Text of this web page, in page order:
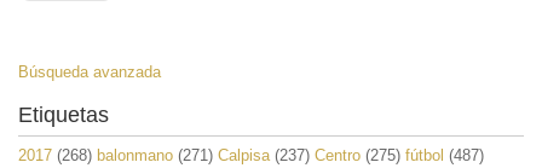
Búsqueda avanzada
Etiquetas
2017 (268) balonmano (271) Calpisa (237) Centro (275) fútbol (487)